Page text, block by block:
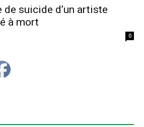
de suicide d’un artiste
à mort
0